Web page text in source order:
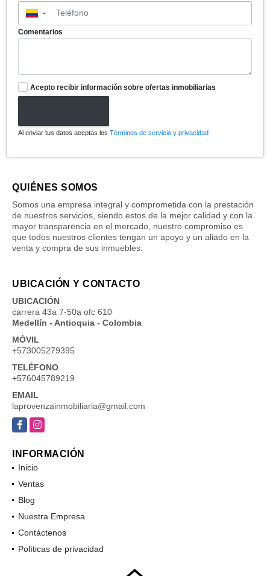
▼
Comentarios
Acepto recibir información sobre ofertas inmobiliarias
Al enviar tus datos aceptas los Términos de servicio y privacidad
QUIÉNES SOMOS
Somos una empresa integral y comprometida con la prestación
de nuestros servicios, siendo estos de la mejor calidad y con la
mayor transparencia en el mercado, nuestro compromiso es
que todos nuestros clientes tengan un apoyo y un aliado en la
venta y compra de sus inmuebles.
UBICACIÓN Y CONTACTO
UBICACIÓN
carrera 43a 7-50a ofc 610
Medellín - Antioquia - Colombia
MÓVIL
+573005279395
TELÉFONO
+576045789219
EMAIL
laprovenzainmobiliaria@gmail.com
FacebookInstagram
INFORMACIÓN
Inicio
Ventas
Blog
Nuestra Empresa
Contáctenos
Políticas de privacidad